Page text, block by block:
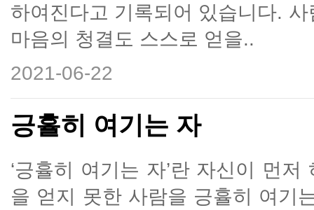
하여진다고 기록되어 있습니다.
마음의 청결도 스스로 얻을..
2021-06-22
긍휼히 여기는 자
‘긍휼히 여기는 자’란 자신이 먼
을 얻지 못한 사람을 긍휼히 여기